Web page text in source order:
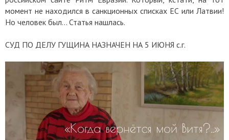
момент не находился в санкционных списках ЕС или Латвии!
Но человек был... Статья нашлась.
СУД ПО ДЕЛУ ГУЩИНА НАЗНАЧЕН НА 5 ИЮНЯ с.г.